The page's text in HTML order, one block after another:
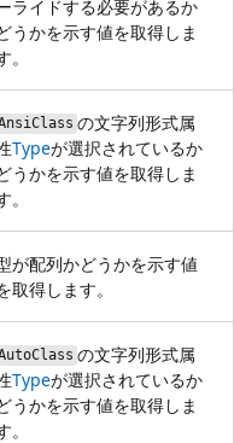
ライドする必要があるか
うかを示す値を取得しま
。
の文字列形式属
Typeが選択されているか
うかを示す値を取得しま
。
が配列かどうかを示す値
取得します。
の文字列形式属
Typeが選択されているか
うかを示す値を取得しま
。